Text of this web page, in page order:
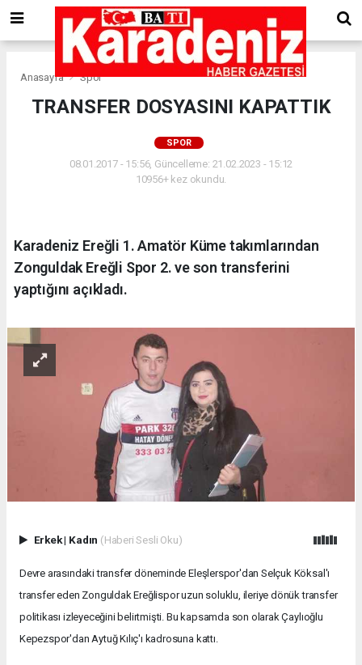
Anasayfa Spor
TRANSFER DOSYASINI KAPATTIK
SPOR
08.01.2017 - 15:56, Güncelleme: 21.02.2023 - 15:12
10956+ kez okundu.
Karadeniz Ereğli 1. Amatör Küme takımlarından
Zonguldak Ereğli Spor 2. ve son transferini
yaptığını açıkladı.
Erkek| Kadın (Haberi Sesli Oku)
Devre arasındaki transfer döneminde Eleşlerspor'dan Selçuk Köksal'ı
transfer eden Zonguldak Ereğlispor uzun soluklu, ileriye dönük transfer
politikası izleyeceğini belirtmişti. Bu kapsamda son olarak Çaylıoğlu
Kepezspor'dan Aytuğ Kılıç'ı kadrosuna kattı.